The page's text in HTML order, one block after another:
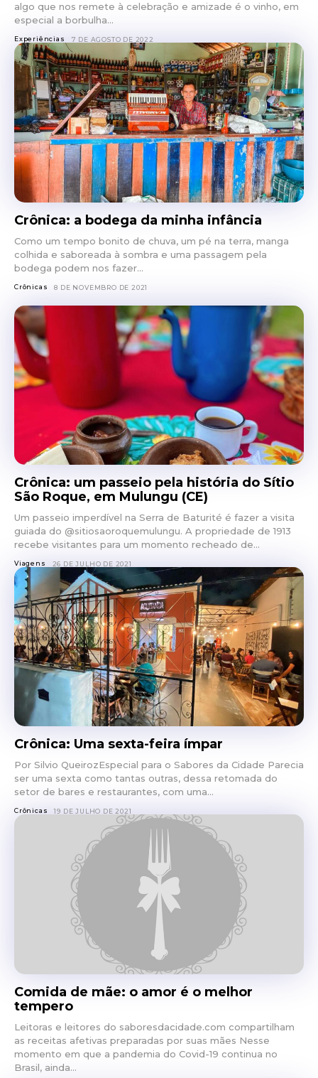
algo que nos remete à celebração e amizade é o vinho, em
especial a borbulha...
Experiências 7 DE AGOSTO DE 2022
Crônica: a bodega da minha infância
Como um tempo bonito de chuva, um pé na terra, manga
colhida e saboreada à sombra e uma passagem pela
bodega podem nos fazer...
Crônicas 8 DE NOVEMBRO DE 2021
Crônica: um passeio pela história do Sítio
São Roque, em Mulungu (CE)
Um passeio imperdível na Serra de Baturité é fazer a visita
guiada do @sitiosaoroquemulungu. A propriedade de 1913
recebe visitantes para um momento recheado de...
Viagens 26 DE JULHO DE 2021
Crônica: Uma sexta-feira ímpar
Por Silvio QueirozEspecial para o Sabores da Cidade Parecia
ser uma sexta como tantas outras, dessa retomada do
setor de bares e restaurantes, com uma...
Crônicas 19 DE JULHO DE 2021
Comida de mãe: o amor é o melhor
tempero
Leitoras e leitores do saboresdacidade.com compartilham
as receitas afetivas preparadas por suas mães Nesse
momento em que a pandemia do Covid-19 continua no
Brasil, ainda...